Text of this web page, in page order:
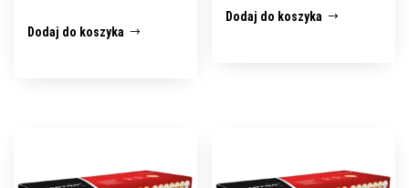
Dodaj do koszyka
Dodaj do koszyka